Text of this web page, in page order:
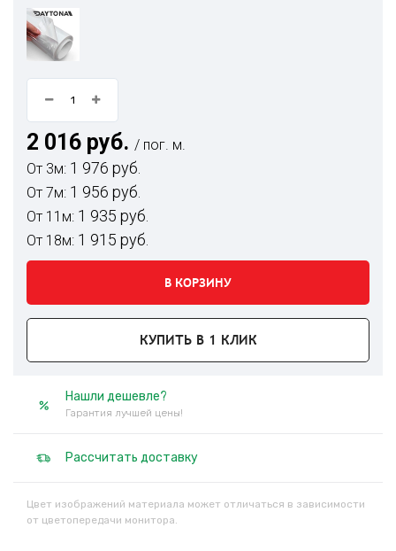
2 016 руб. / пог. м.
От 3м: 1 976 руб.
От 7м: 1 956 руб.
От 11м: 1 935 руб.
От 18м: 1 915 руб.
В КОРЗИНУ
КУПИТЬ В 1 КЛИК
Нашли дешевле?
Гарантия лучшей цены!
Рассчитать доставку
Цвет изображений материала может отличаться в зависимости
от цветопередачи монитора.